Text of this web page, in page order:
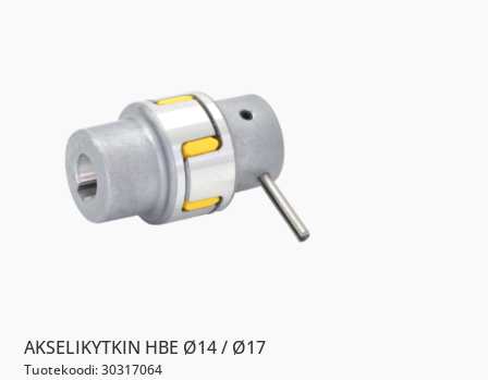
AKSELIKYTKIN HBE Ø14 / Ø17
Tuotekoodi: 30317064